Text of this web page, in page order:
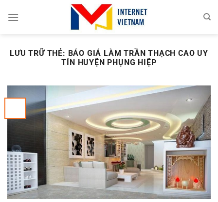
đến
LƯU TRỮ THẺ: BÁO GIÁ LÀM TRẦN THẠCH CAO UY
TÍN HUYỆN PHỤNG HIỆP